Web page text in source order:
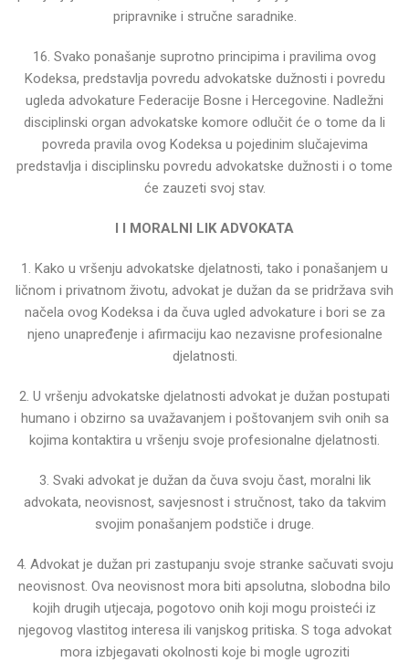
pripravnike i stručne saradnike.
16. Svako ponašanje suprotno principima i pravilima ovog
Kodeksa, predstavlja povredu advokatske dužnosti i povredu
ugleda advokature Federacije Bosne i Hercegovine. Nadležni
disciplinski organ advokatske komore odlučit će o tome da li
povreda pravila ovog Kodeksa u pojedinim slučajevima
predstavlja i disciplinsku povredu advokatske dužnosti i o tome
će zauzeti svoj stav.
I I MORALNI LIK ADVOKATA
1. Kako u vršenju advokatske djelatnosti, tako i ponašanjem u
ličnom i privatnom životu, advokat je dužan da se pridržava svih
načela ovog Kodeksa i da čuva ugled advokature i bori se za
njeno unapređenje i afirmaciju kao nezavisne profesionalne
djelatnosti.
2. U vršenju advokatske djelatnosti advokat je dužan postupati
humano i obzirno sa uvažavanjem i poštovanjem svih onih sa
kojima kontaktira u vršenju svoje profesionalne djelatnosti.
3. Svaki advokat je dužan da čuva svoju čast, moralni lik
advokata, neovisnost, savjesnost i stručnost, tako da takvim
svojim ponašanjem podstiče i druge.
4. Advokat je dužan pri zastupanju svoje stranke sačuvati svoju
neovisnost. Ova neovisnost mora biti apsolutna, slobodna bilo
kojih drugih utjecaja, pogotovo onih koji mogu proisteći iz
njegovog vlastitog interesa ili vanjskog pritiska. S toga advokat
mora izbjegavati okolnosti koje bi mogle ugroziti